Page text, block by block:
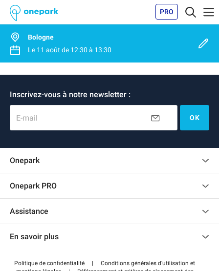
PRO
Bologne
Le 11 août de 12:30 à 13:30
Inscrivez-vous à notre newsletter :
E-mail OK
Onepark
Recrutement
Onepark PRO
Accéder à mon espace partenaire
Assistance
Centre d'aide
En savoir plus
Wiki
Politique de confidentialité |
Conditions générales d'utilisation et